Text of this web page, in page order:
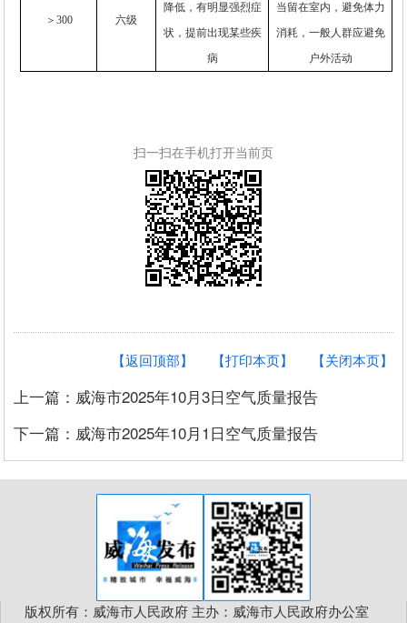
＞ 300 六级
降低，有明显强烈症
状，提前出现某些疾
病
当留在室内，避免体力
消耗，一般人群应避免
户外活动
扫一扫在手机打开当前页
【关闭本页】
【打印本页】
【返回顶部】
上一篇：威海市2025年10月3日空气质量报告
下一篇：威海市2025年10月1日空气质量报告
版权所有：威海市人民政府 主办：威海市人民政府办公室